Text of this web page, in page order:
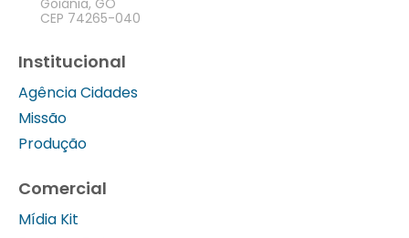
Goiânia, GO
CEP 74265-040
Institucional
Agência Cidades
Missão
Produção
Comercial
Mídia Kit